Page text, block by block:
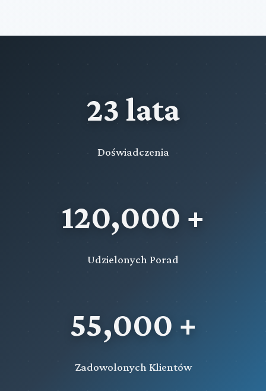
23 lata
Doświadczenia
120,000 +
Udzielonych Porad
55,000 +
Zadowolonych Klientów